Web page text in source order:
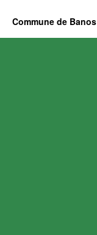
Commune de Banos